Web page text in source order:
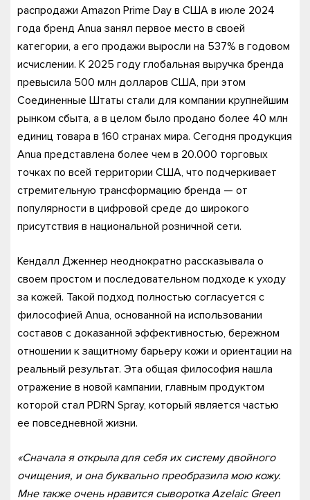
распродажи Amazon Prime Day в США в июле 2024
года бренд Anua занял первое место в своей
категории, а его продажи выросли на 537% в годовом
исчислении. К 2025 году глобальная выручка бренда
превысила 500 млн долларов США, при этом
Соединенные Штаты стали для компании крупнейшим
рынком сбыта, а в целом было продано более 40 млн
единиц товара в 160 странах мира. Сегодня продукция
Anua представлена более чем в 20.000 торговых
точках по всей территории США, что подчеркивает
стремительную трансформацию бренда — от
популярности в цифровой среде до широкого
присутствия в национальной розничной сети.
Кендалл Дженнер неоднократно рассказывала о
своем простом и последовательном подходе к уходу
за кожей. Такой подход полностью согласуется с
философией Anua, основанной на использовании
составов с доказанной эффективностью, бережном
отношении к защитному барьеру кожи и ориентации на
реальный результат. Эта общая философия нашла
отражение в новой кампании, главным продуктом
которой стал PDRN Spray, который является частью
ее повседневной жизни.
«Сначала я открыла для себя их систему двойного
очищения, и она буквально преобразила мою кожу.
Мне также очень нравится сыворотка Azelaic Green